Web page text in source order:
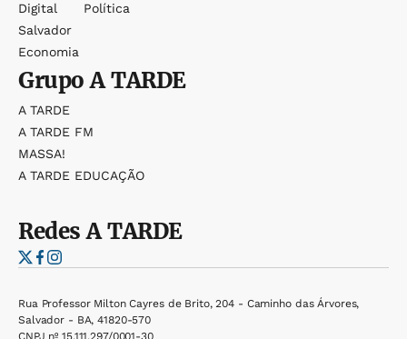
Digital
Salvador
Economia
Política
GrupoA TARDE
A TARDE
A TARDE FM
MASSA!
A TARDE EDUCAÇÃO
RedesA TARDE
Rua Professor Milton Cayres de Brito, 204 - Caminho das Árvores,
Salvador - BA, 41820-570
CNPJ nº 15.111.297/0001-30